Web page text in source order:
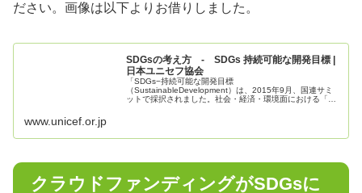
ださい。画像は以下よりお借りしました。
SDGsの考え方 - SDGs 持続可能な開発目標 |
日本ユニセフ協会
「SDGs−持続可能な開発目標
（SustainableDevelopment）は、2015年9月、国連サミ
ットで採択されました。社会・経済・環境面における「持
www.unicef.or.jp
クラウドファンディングがSDGsに